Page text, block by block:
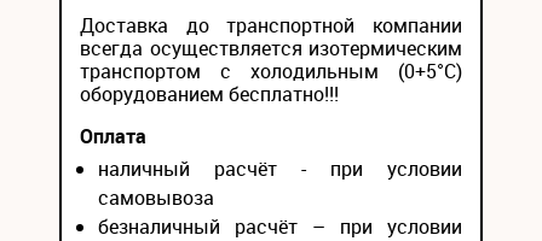
Доставка до транспортной компании
всегда осуществляется изотермическим
транспортом с холодильным (0+5°С)
оборудованием бесплатно!!!
Оплата
наличный расчёт - при условии
самовывоза
безналичный расчёт – при условии